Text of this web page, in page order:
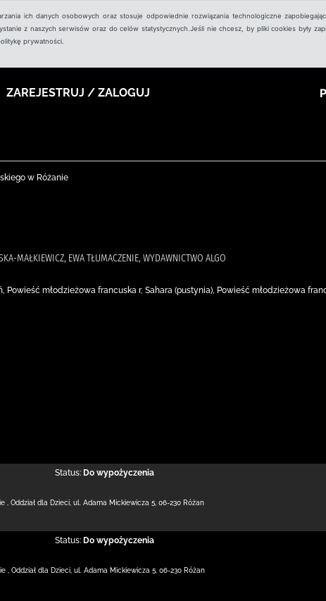
ich danych osobowych oraz stosuje odpowiednie rozwiązania technologiczne
z naszych serwisów oraz do celów statystycznych.Jeśli nie chcesz, by pliki cookies były
prywatności.
ZAREJESTRUJ / ZALOGUJ
w Różanie
MAŁKIEWICZ, EWA TŁUMACZENIE, WYDAWNICTWO ALGO
Powieść młodzieżowa francuska r, Sahara (pustynia), Powieść młodzieżowa
Status: Do wypożyczenia
Oddział dla Dzieci, ul. Adama Mickiewicza 5 06-230 Różan
Status: Do wypożyczenia
Oddział dla Dzieci, ul. Adama Mickiewicza 5 06-230 Różan